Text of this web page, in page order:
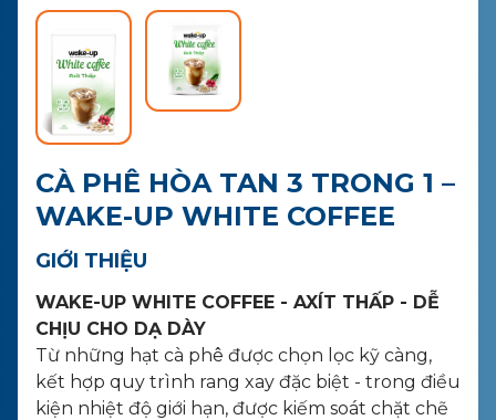
MUA HÀNG
CÀ PHÊ HÒA TAN 3 TRONG 1 –
WAKE-UP WHITE COFFEE
GIỚI THIỆU
WAKE-UP WHITE COFFEE - AXÍT THẤP - DỄ
CHỊU CHO DẠ DÀY
Từ những hạt cà phê được chọn lọc kỹ càng,
kết hợp quy trình rang xay đặc biệt - trong điều
kiện nhiệt độ giới hạn, được kiếm soát chặt chẽ